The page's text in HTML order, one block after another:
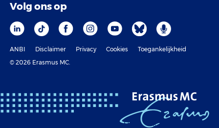
Volg ons op
ANBI Disclaimer Privacy Cookies
Toegankelijkheid
© 2026 Erasmus MC.